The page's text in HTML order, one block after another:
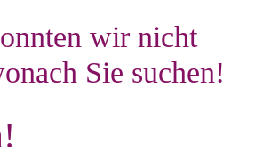
wir nicht
Sie suchen!